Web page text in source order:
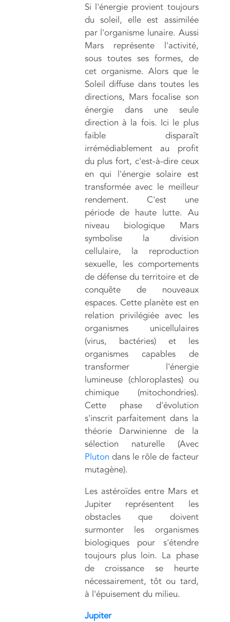
Si l'énergie provient toujours
du soleil, elle est assimilée
par l'organisme lunaire. Aussi
Mars représente l'activité,
sous toutes ses formes, de
cet organisme. Alors que le
Soleil diffuse dans toutes les
directions, Mars focalise son
énergie dans une seule
direction à la fois. Ici le plus
faible disparaît
irrémédiablement au profit
du plus fort, c'est-à-dire ceux
en qui l'énergie solaire est
transformée avec le meilleur
rendement. C'est une
période de haute lutte. Au
niveau biologique Mars
symbolise la division
cellulaire, la reproduction
sexuelle, les comportements
de défense du territoire et de
conquête de nouveaux
espaces. Cette planète est en
relation privilégiée avec les
organismes unicellulaires
(virus, bactéries) et les
organismes capables de
transformer l'énergie
lumineuse (chloroplastes) ou
chimique (mitochondries).
Cette phase d'évolution
s'inscrit parfaitement dans la
théorie Darwinienne de la
sélection naturelle (Avec
Pluton dans le rôle de facteur
mutagène).
Les astéroïdes entre Mars et
Jupiter représentent les
obstacles que doivent
surmonter les organismes
biologiques pour s'étendre
toujours plus loin. La phase
de croissance se heurte
nécessairement, tôt ou tard,
à l'épuisement du milieu.
Jupiter